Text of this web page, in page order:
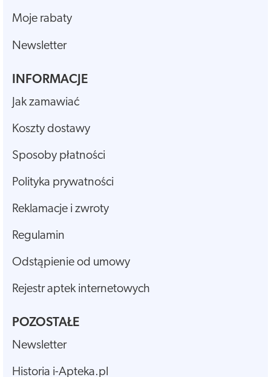
Moje rabaty
Newsletter
INFORMACJE
Jak zamawiać
Koszty dostawy
Sposoby płatności
Polityka prywatności
Reklamacje i zwroty
Regulamin
Odstąpienie od umowy
Rejestr aptek internetowych
POZOSTAŁE
Newsletter
Historia i-Apteka.pl